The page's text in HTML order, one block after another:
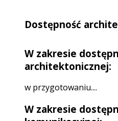
Dostępność
W zakresie
architektonicznej:
w przygotowaniu....
W zakresie